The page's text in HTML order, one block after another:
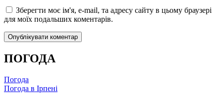
Зберегти моє ім'я, e-mail, та адресу сайту в цьому браузері
для моїх подальших коментарів.
ПОГОДА
Погода
Погода в Ірпені